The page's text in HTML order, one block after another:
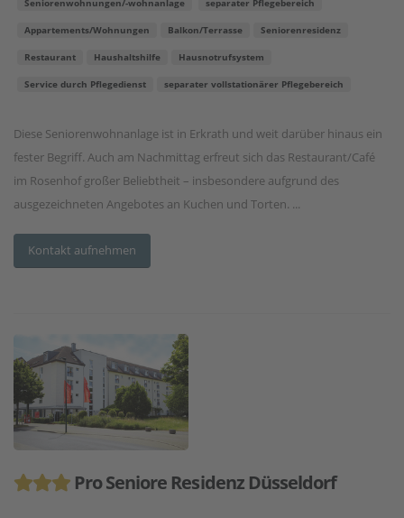
Appartements/Wohnungen Balkon/Terrasse Seniorenresidenz
Restaurant Haushaltshilfe Hausnotrufsystem
Service durch Pflegedienst separater vollstationärer Pflegebereich
Diese Seniorenwohnanlage ist in Erkrath und weit darüber hinaus ein
fester Begriff. Auch am Nachmittag erfreut sich das Restaurant/Café
im Rosenhof großer Beliebtheit – insbesondere aufgrund des
ausgezeichneten Angebotes an Kuchen und Torten. ...
Kontakt aufnehmen
Pro Seniore Residenz Düsseldorf